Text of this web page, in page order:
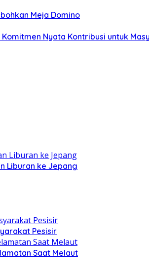
Meja Domino
Nyata Kontribusi untuk
Liburan ke Jepang
Pesisir
Saat Melaut